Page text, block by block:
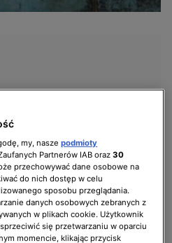
my, naszepodmioty
Partnerów IAB oraz30
przechowywać dane osobowe na
do nich dostęp w celu
sposobu przeglądania.
danych osobowych zebranych z
w plikach cookie. Użytkownik
się przetwarzaniu w oparciu
momencie, klikając przycisk